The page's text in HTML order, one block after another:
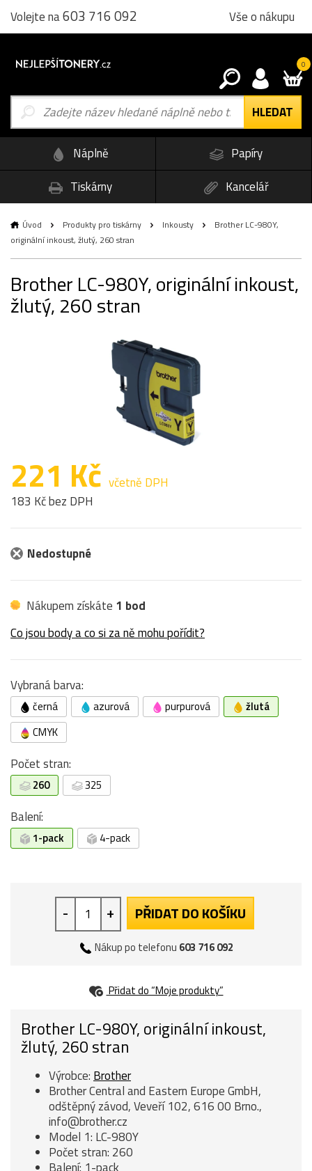
Volejte na603 716 092 Vše o nákupu
0
Náplně
Papíry
Tiskárny
Kancelář
Úvod Produkty pro tiskárny Inkousty
Brother LC-980Y,
originální inkoust, žlutý, 260 stran
Brother LC-980Y, originální inkoust,
žlutý, 260 stran
221 Kč včetně DPH
183 Kč bez DPH
Nedostupné
Nákupem získáte 1 bod
Co jsou body a co si za ně mohu pořídit?
Vybraná barva:
černá azurová purpurová
žlutá
CMYK
Počet stran:
260 325
Balení:
1-pack 4-pack
- + PŘIDAT DO KOŠÍKU
Nákup po telefonu 603 716 092
Přidat do “Moje produkty”
Brother LC-980Y, originální inkoust,
žlutý, 260 stran
Výrobce: Brother
Brother Central and Eastern Europe GmbH,
odštěpný závod, Veveří 102, 616 00 Brno.,
info@brother.cz
Model 1: LC-980Y
Počet stran: 260